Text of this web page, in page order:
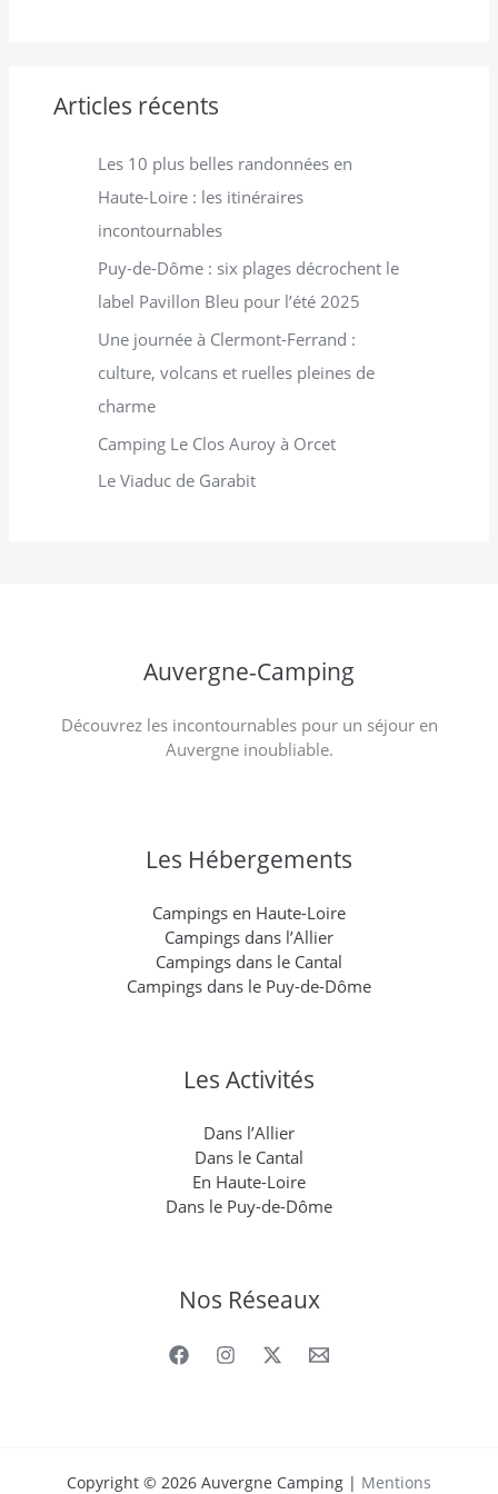
Articles récents
Les 10 plus belles randonnées en
Haute-Loire : les itinéraires
incontournables
Puy-de-Dôme : six plages décrochent le
label Pavillon Bleu pour l’été 2025
Une journée à Clermont-Ferrand :
culture, volcans et ruelles pleines de
charme
Camping Le Clos Auroy à Orcet
Le Viaduc de Garabit
Auvergne-Camping
Découvrez les incontournables pour un séjour en
Auvergne inoubliable.
Les Hébergements
Campings en Haute-Loire
Campings dans l’Allier
Campings dans le Cantal
Campings dans le Puy-de-Dôme
Les Activités
Dans l’Allier
Dans le Cantal
En Haute-Loire
Dans le Puy-de-Dôme
Nos Réseaux
Copyright © 2026 Auvergne Camping | Mentions